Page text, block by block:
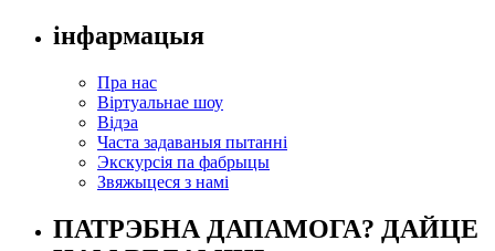
інфармацыя
Пра нас
Віртуальнае шоу
Відэа
Часта задаваныя пытанні
Экскурсія па фабрыцы
Звяжыцеся з намі
ПАТРЭБНА ДАПАМОГА? ДАЙЦЕ